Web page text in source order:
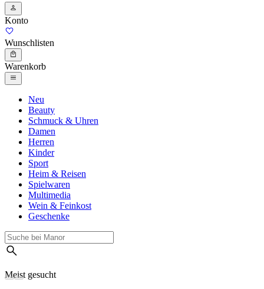
Konto
Wunschlisten
Warenkorb
Neu
Beauty
Schmuck & Uhren
Damen
Herren
Kinder
Sport
Heim & Reisen
Spielwaren
Multimedia
Wein & Feinkost
Geschenke
Meist gesucht